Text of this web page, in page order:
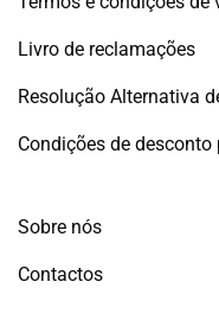
Livro de reclamações
Resolução Alternativa
Condições de
Sobre nós
Contactos